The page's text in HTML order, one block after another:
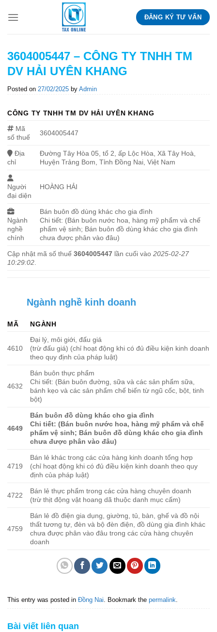
ĐĂNG KÝ TƯ VẤN
3604005447 – CÔNG TY TNHH TM
DV HẢI UYÊN KHANG
Posted on 27/02/2025 by Admin
CÔNG TY TNHH TM DV HẢI UYÊN KHANG
Mã
số thuế
3604005447
Địa
chỉ
Đường Tây Hòa 05, tổ 2, ấp Lộc Hòa, Xã Tây Hoà,
Huyện Trảng Bom, Tỉnh Đồng Nai, Việt Nam
Người
đại diện
HOÀNG HẢI
Ngành
nghề
chính
Bán buôn đồ dùng khác cho gia đình
Chi tiết: (Bán buôn nước hoa, hàng mỹ phẩm và chế
phẩm vệ sinh; Bán buôn đồ dùng khác cho gia đình
chưa được phân vào đâu)
Cập nhật mã số thuế 3604005447 lần cuối vào 2025-02-27
10:29:02
Ngành nghề kinh doanh
MÃ NGÀNH
4610
Đại lý, môi giới, đấu giá
(trừ đấu giá) (chỉ hoạt động khi có đủ điều kiện kinh doanh
theo quy định của pháp luật)
4632
Bán buôn thực phẩm
Chi tiết: (Bán buôn đường, sữa và các sản phẩm sữa,
bánh kẹo và các sản phẩm chế biến từ ngũ cốc, bột, tinh
bột)
4649
Bán buôn đồ dùng khác cho gia đình
Chi tiết: (Bán buôn nước hoa, hàng mỹ phẩm và chế
phẩm vệ sinh; Bán buôn đồ dùng khác cho gia đình
chưa được phân vào đâu)
4719
Bán lẻ khác trong các cửa hàng kinh doanh tổng hợp
(chỉ hoạt động khi có đủ điều kiện kinh doanh theo quy
định của pháp luật)
4722
Bán lẻ thực phẩm trong các cửa hàng chuyên doanh
(trừ thịt động vật hoang dã thuộc danh mục cấm)
4759
Bán lẻ đồ điện gia dụng, giường, tủ, bàn, ghế và đồ nội
thất tương tự, đèn và bộ đèn điện, đồ dùng gia đình khác
chưa được phân vào đâu trong các cửa hàng chuyên
doanh
This entry was posted in Đồng Nai . Bookmark the permalink
Bài viết liên quan